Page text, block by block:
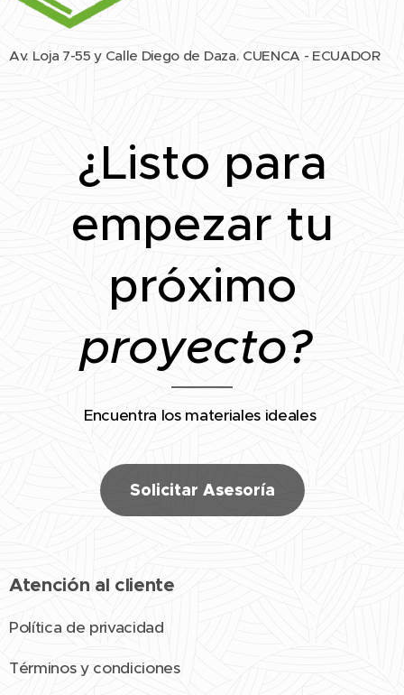
Av. Loja 7-55 y Calle Diego de Daza. CUENCA - ECUADOR
¿Listo para
empezar tu
próximo
proyecto?
Encuentra los materiales ideales
Solicitar Asesoría
Atención al cliente
Política de privacidad
Términos y condiciones